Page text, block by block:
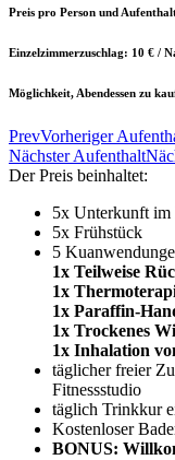
Preis pro Person und
Einzelzimmerzuschlag: 10 € /
Möglichkeit, Abendessen zu
PrevVorheriger
Nächster Aufenthalt
Der Preis beinhaltet:
5x Unterkunft im
5x Frühstück
5
1x Teilweise
1x
1x Paraffin-
1x Trockenes
1x Inhalation
täglicher freier
Fitnessstudio
täglich Trinkkur
Kostenloser
BONUS: